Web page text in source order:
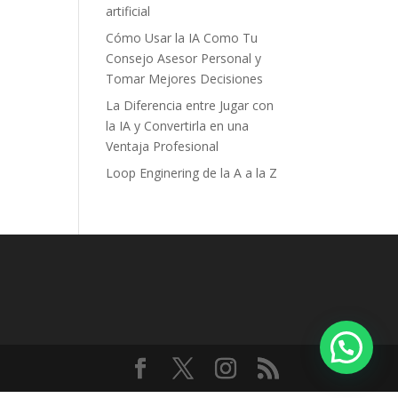
artificial
Cómo Usar la IA Como Tu
Consejo Asesor Personal y
Tomar Mejores Decisiones
La Diferencia entre Jugar con
la IA y Convertirla en una
Ventaja Profesional
Loop Enginering de la A a la Z